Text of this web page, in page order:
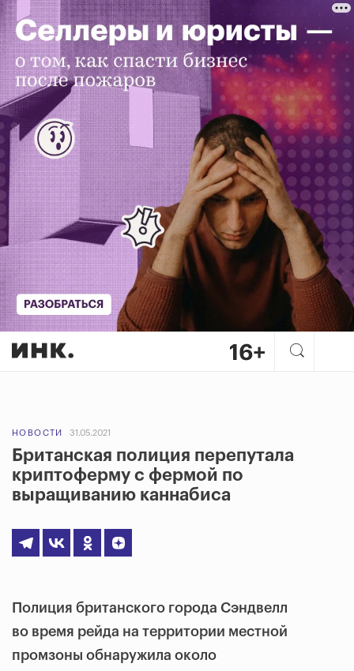
НОВОСТИ 31.05.2021
Британская полиция перепутала
криптоферму с фермой по
выращиванию каннабиса
Полиция британского города Сэндвелл
во время рейда на территории местной
промзоны обнаружила около